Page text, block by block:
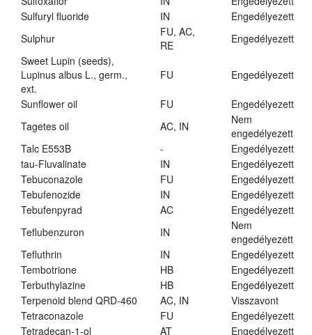
Sulfuryl fluoride
IN
Engedélyezett
Sulphur
FU, AC,
RE
Engedélyezett
Sweet Lupin (seeds),
Lupinus albus L., germ.,
ext.
FU Engedélyezett
Sunflower oil FU
Engedélyezett
Tagetes oil
AC, IN
Nem
engedélyezett
Talc E553B
-
Engedélyezett
tau-Fluvalinate
IN
Engedélyezett
Tebuconazole
FU
Engedélyezett
Tebufenozide
IN
Engedélyezett
Tebufenpyrad
AC
Engedélyezett
Teflubenzuron
IN
Nem
engedélyezett
Tefluthrin
IN
Engedélyezett
Tembotrione
HB
Engedélyezett
Terbuthylazine
HB
Engedélyezett
Terpenoid blend QRD-460
AC, IN
Visszavont
Tetraconazole
FU
Engedélyezett
Tetradecan-1-ol
AT Engedélyezett